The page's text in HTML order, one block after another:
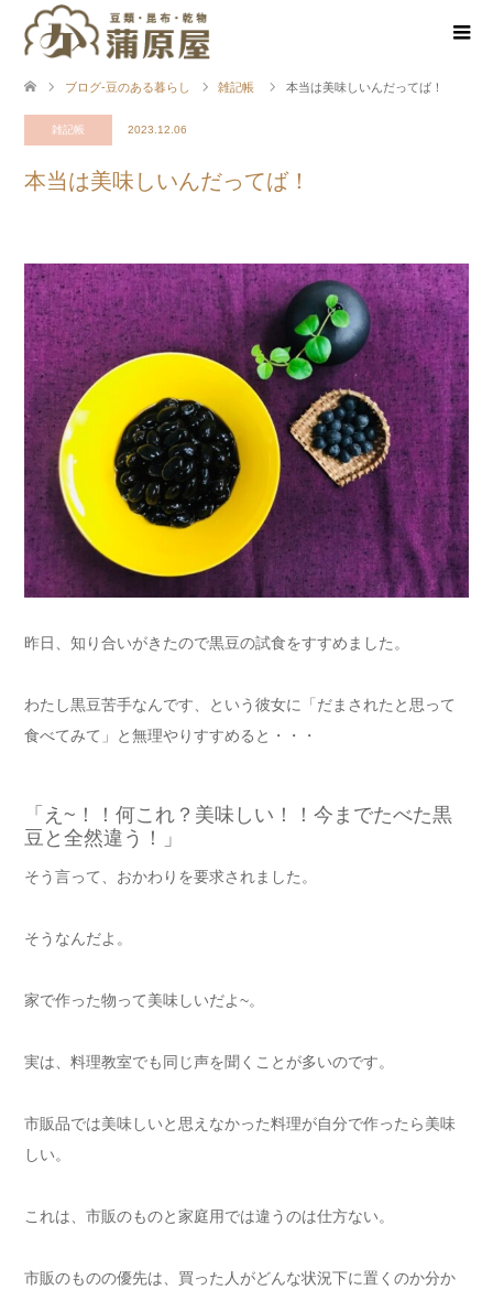
ブログ-豆のある暮らし 雑記帳 本当は美味しいんだってば！
雑記帳 2023.12.06
本当は美味しいんだってば！
昨日、知り合いがきたので黒豆の試食をすすめました。
わたし黒豆苦手なんです、という彼女に「だまされたと思って
食べてみて」と無理やりすすめると・・・
「え~！！何これ？美味しい！！今までたべた黒
豆と全然違う！」
そう言って、おかわりを要求されました。
そうなんだよ。
家で作った物って美味しいだよ~。
実は、料理教室でも同じ声を聞くことが多いのです。
市販品では美味しいと思えなかった料理が自分で作ったら美味
しい。
これは、市販のものと家庭用では違うのは仕方ない。
市販のものの優先は、買った人がどんな状況下に置くのか分か